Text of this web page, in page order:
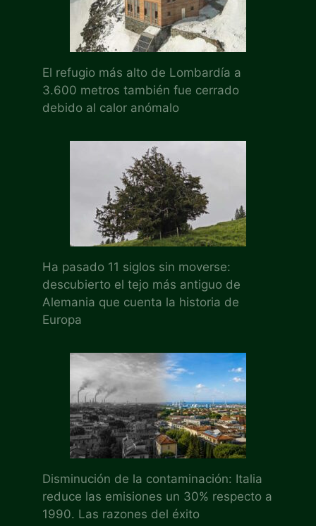
El refugio más alto de Lombardía a
3.600 metros también fue cerrado
debido al calor anómalo
Ha pasado 11 siglos sin moverse:
descubierto el tejo más antiguo de
Alemania que cuenta la historia de
Europa
Disminución de la contaminación: Italia
reduce las emisiones un 30% respecto a
1990. Las razones del éxito